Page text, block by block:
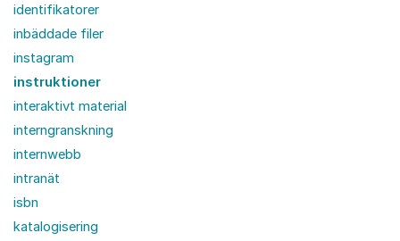
identifikatorer
inbäddade filer
instagram
instruktioner
interaktivt material
interngranskning
internwebb
intranät
isbn
katalogisering